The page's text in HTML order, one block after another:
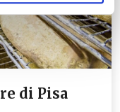
di Pisa